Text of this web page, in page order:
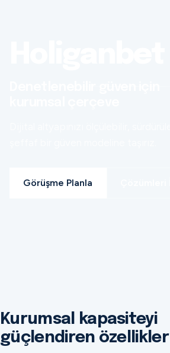
Görüşme Planla
Kurumsal kapasiteyi
güçlendiren özellikler